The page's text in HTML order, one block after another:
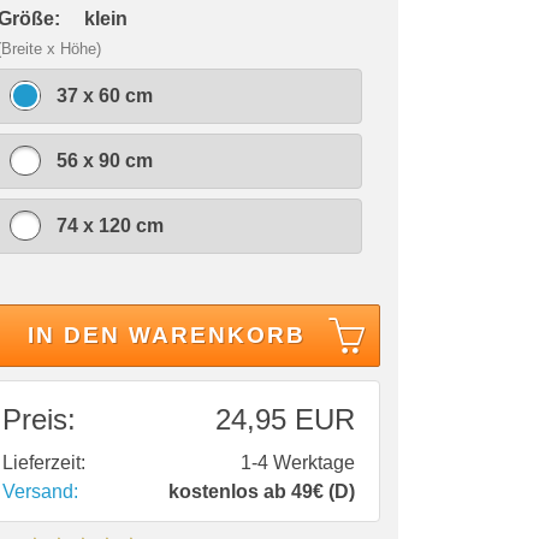
klein
x Höhe)
37 x 60 cm
56 x 90 cm
74 x 120 cm
IN DEN WARENKORB
Preis: 24,95 EUR
Lieferzeit:
1-4 Werktage
Versand:
kostenlos ab 49€ (D)